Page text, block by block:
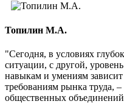
Топилин М.А.
"Сегодня, в условиях
ситуации, с другой,
навыкам и умениям
требованиям рынка труда,
общественных